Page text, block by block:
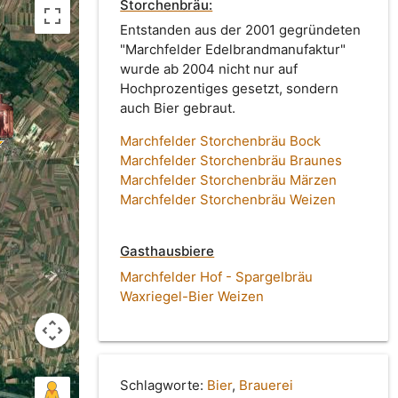
Storchenbräu:
Entstanden aus der 2001 gegründeten
"Marchfelder Edelbrandmanufaktur"
wurde ab 2004 nicht nur auf
Hochprozentiges gesetzt, sondern
auch Bier gebraut.
Marchfelder Storchenbräu Bock
Marchfelder Storchenbräu Braunes
Marchfelder Storchenbräu Märzen
Marchfelder Storchenbräu Weizen
Gasthausbiere
Marchfelder Hof - Spargelbräu
Waxriegel-Bier Weizen
Schlagworte: Bier, Brauerei